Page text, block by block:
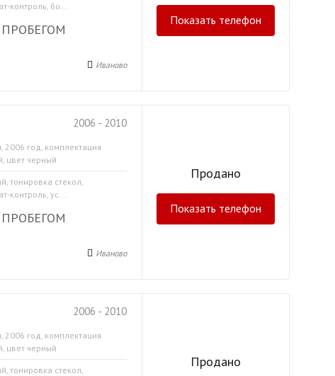
контроль, бо...
Иваново
Показать телефон
2006 - 2010
2006 год, комплектация
цвет черный
тонировка стекол,
контроль, ус...
Иваново
Продано
Показать телефон
2006 - 2010
2006 год, комплектация
цвет черный
тонировка стекол,
Продано